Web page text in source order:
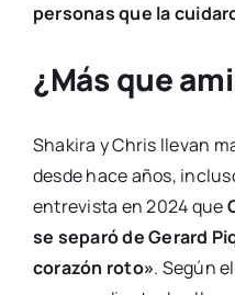
personas que la
¿Más que
Shakira y Chris llevan
desde hace años,
entrevista en 2024 que
se separó de Gerard
corazón roto». Según